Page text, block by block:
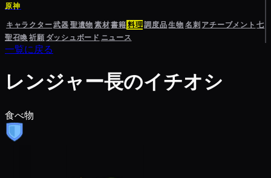
原神
キャラクター武器聖遺物素材書籍料理調度品生物名刺 アチーブメント 七
聖召喚祈願 ダッシュボード ニュース
一覧に戻る
レンジャー長のイチオシ
食べ物